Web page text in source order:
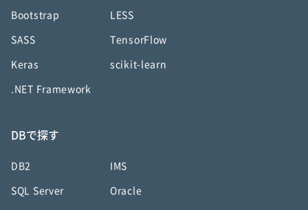
Bootstrap LESS
SASS TensorFlow
Keras scikit-learn
.NET Framework
DBで探す
DB2 IMS
SQL Server Oracle